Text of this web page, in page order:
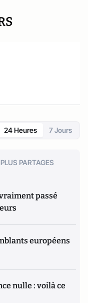
24 Heures 7 Jours
PLUS PARTAGES
passé
européens
nulle : voilà ce